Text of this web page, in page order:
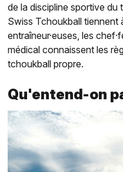
de la discipline sportive du
Swiss Tchoukball tiennent
entraîneur·euses, les
médical connaissent les
tchoukball propre.
Qu'entend-on